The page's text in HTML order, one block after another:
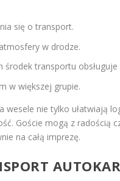
się o transport.
w drodze.
transportu
w większej grupie.
wesele nie tylko ułatwiają
Goście mogą z radością
na całą imprezę.